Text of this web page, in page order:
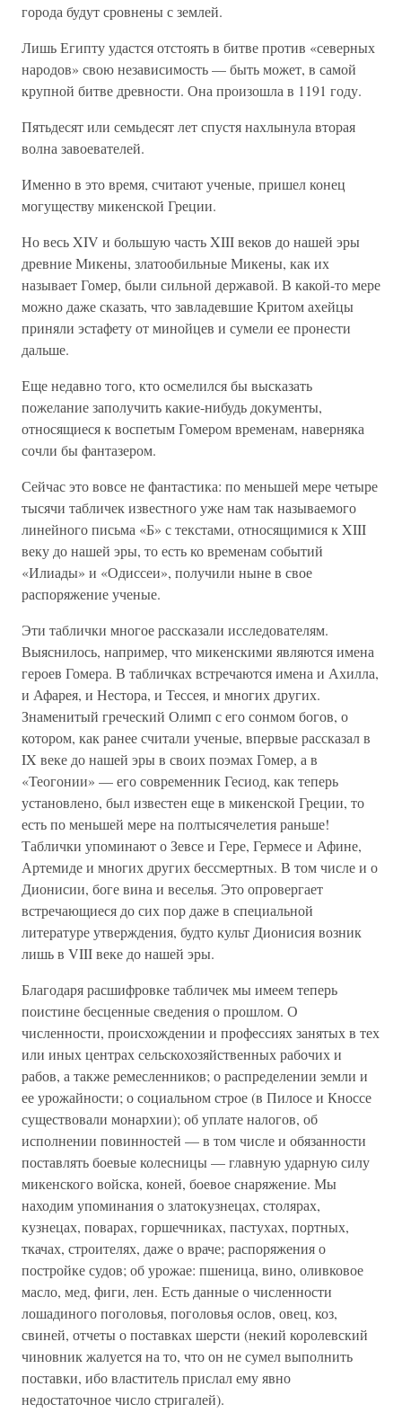
города будут сровнены с землей.
Лишь Египту удастся отстоять в битве против «северных
народов» свою независимость — быть может, в самой
крупной битве древности. Она произошла в 1191 году.
Пятьдесят или семьдесят лет спустя нахлынула вторая
волна завоевателей.
Именно в это время, считают ученые, пришел конец
могуществу микенской Греции.
Но весь XIV и большую часть XIII веков до нашей эры
древние Микены, златообильные Микены, как их
называет Гомер, были сильной державой. В какой-то мере
можно даже сказать, что завладевшие Критом ахейцы
приняли эстафету от минойцев и сумели ее пронести
дальше.
Еще недавно того, кто осмелился бы высказать
пожелание заполучить какие-нибудь документы,
относящиеся к воспетым Гомером временам, наверняка
сочли бы фантазером.
Сейчас это вовсе не фантастика: по меньшей мере четыре
тысячи табличек известного уже нам так называемого
линейного письма «Б» с текстами, относящимися к XIII
веку до нашей эры, то есть ко временам событий
«Илиады» и «Одиссеи», получили ныне в свое
распоряжение ученые.
Эти таблички многое рассказали исследователям.
Выяснилось, например, что микенскими являются имена
героев Гомера. В табличках встречаются имена и Ахилла,
и Афарея, и Нестора, и Тессея, и многих других.
Знаменитый греческий Олимп с его сонмом богов, о
котором, как ранее считали ученые, впервые рассказал в
IX веке до нашей эры в своих поэмах Гомер, а в
«Теогонии» — его современник Гесиод, как теперь
установлено, был известен еще в микенской Греции, то
есть по меньшей мере на полтысячелетия раньше!
Таблички упоминают о Зевсе и Гере, Гермесе и Афине,
Артемиде и многих других бессмертных. В том числе и о
Дионисии, боге вина и веселья. Это опровергает
встречающиеся до сих пор даже в специальной
литературе утверждения, будто культ Дионисия возник
лишь в VIII веке до нашей эры.
Благодаря расшифровке табличек мы имеем теперь
поистине бесценные сведения о прошлом. О
численности, происхождении и профессиях занятых в тех
или иных центрах сельскохозяйственных рабочих и
рабов, а также ремесленников; о распределении земли и
ее урожайности; о социальном строе (в Пилосе и Кноссе
существовали монархии); об уплате налогов, об
исполнении повинностей — в том числе и обязанности
поставлять боевые колесницы — главную ударную силу
микенского войска, коней, боевое снаряжение. Мы
находим упоминания о златокузнецах, столярах,
кузнецах, поварах, горшечниках, пастухах, портных,
ткачах, строителях, даже о враче; распоряжения о
постройке судов; об урожае: пшеница, вино, оливковое
масло, мед, фиги, лен. Есть данные о численности
лошадиного поголовья, поголовья ослов, овец, коз,
свиней, отчеты о поставках шерсти (некий королевский
чиновник жалуется на то, что он не сумел выполнить
поставки, ибо властитель прислал ему явно
недостаточное число стригалей).